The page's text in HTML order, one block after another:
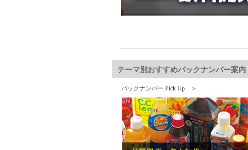
テーマ別おすすめバックナンバー案内
バックナンバー Pick Up ＞